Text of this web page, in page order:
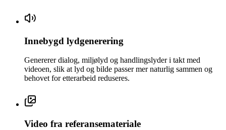
Innebygd lydgenerering
Genererer dialog, miljølyd og handlingslyder i takt med
videoen, slik at lyd og bilde passer mer naturlig sammen og
behovet for etterarbeid reduseres.
Video fra referansemateriale